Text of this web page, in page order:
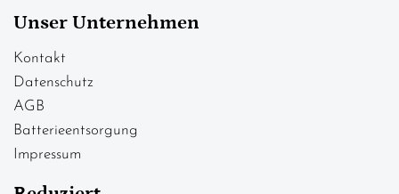
Unser Unternehmen
Kontakt
Datenschutz
AGB
Batterieentsorgung
Impressum